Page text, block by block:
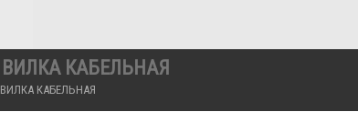
КАБЕЛЬНАЯ
КАБЕЛЬНАЯ